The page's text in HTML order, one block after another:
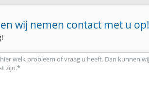
wij nemen contact met u op!